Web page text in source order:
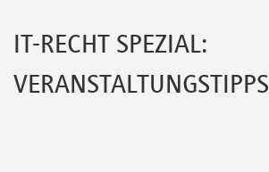
Newsletter
IT-RECHT SPEZIAL:
VERANSTALTUNGSTIPPS